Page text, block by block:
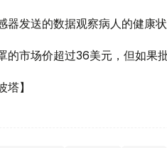
器发送的数据观察病人的健康状
的市场价超过36美元，但如果
塔】